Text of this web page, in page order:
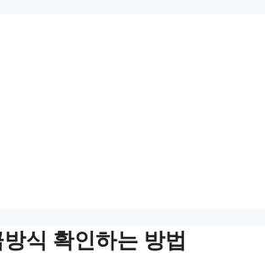
식 확인하는 방법